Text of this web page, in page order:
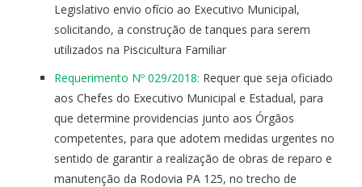
Legislativo envio ofício ao Executivo Municipal,
solicitando, a construção de tanques para serem
utilizados na Piscicultura Familiar
Requerimento Nº 029/2018: Requer que seja oficiado
aos Chefes do Executivo Municipal e Estadual, para
que determine providencias junto aos Órgãos
competentes, para que adotem medidas urgentes no
sentido de garantir a realização de obras de reparo e
manutenção da Rodovia PA 125, no trecho de